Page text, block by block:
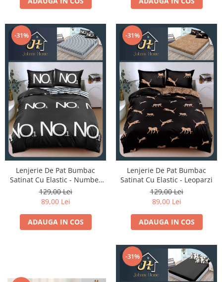
-31%
Lenjerie De Pat Bumbac
Satinat Cu Elastic - Number
One No 1
129,00 Lei
89,00 Lei
ADAUGA IN COS
-31%
Lenjerie De Pat Bumbac
Satinat Cu Elastic - Leoparzi
129,00 Lei
89,00 Lei
ADAUGA IN COS
-31%